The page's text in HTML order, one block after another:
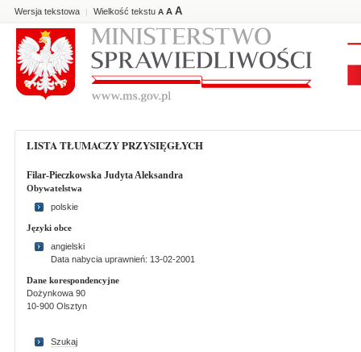
Wersja tekstowa | Wielkość tekstu A A A
LISTA TŁUMACZY PRZYSIĘGŁYCH
Filar-Pieczkowska Judyta Aleksandra
Obywatelstwa
polskie
Języki obce
angielski
Data nabycia uprawnień: 13-02-2001
Dane korespondencyjne
Dożynkowa 90
10-900 Olsztyn
Szukaj